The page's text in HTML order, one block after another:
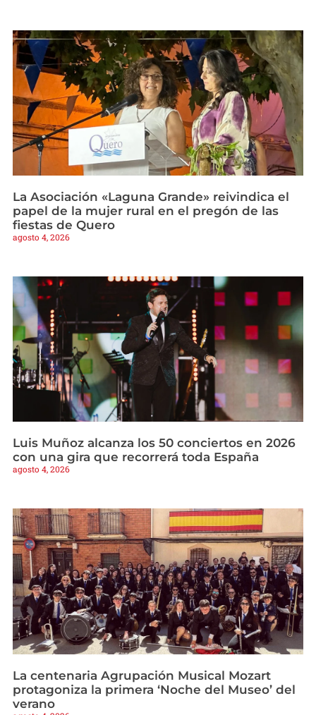
La Asociación «Laguna Grande» reivindica el
papel de la mujer rural en el pregón de las
fiestas de Quero
agosto 4, 2026
Luis Muñoz alcanza los 50 conciertos en 2026
con una gira que recorrerá toda España
agosto 4, 2026
La centenaria Agrupación Musical Mozart
protagoniza la primera ‘Noche del Museo’ del
verano